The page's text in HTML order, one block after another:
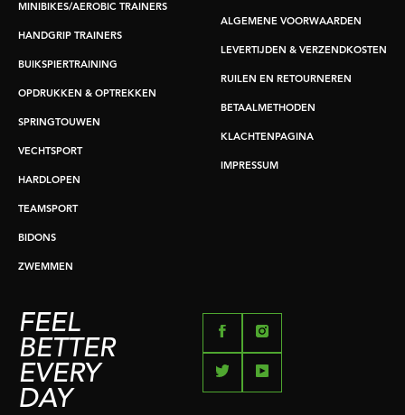
MINIBIKES/AEROBIC TRAINERS
HANDGRIP TRAINERS
BUIKSPIERTRAINING
OPDRUKKEN & OPTREKKEN
SPRINGTOUWEN
VECHTSPORT
HARDLOPEN
TEAMSPORT
BIDONS
ZWEMMEN
ALGEMENE VOORWAARDEN
LEVERTIJDEN & VERZENDKOSTEN
RUILEN EN RETOURNEREN
BETAALMETHODEN
KLACHTENPAGINA
IMPRESSUM
FEEL
BETTER
EVERY
DAY